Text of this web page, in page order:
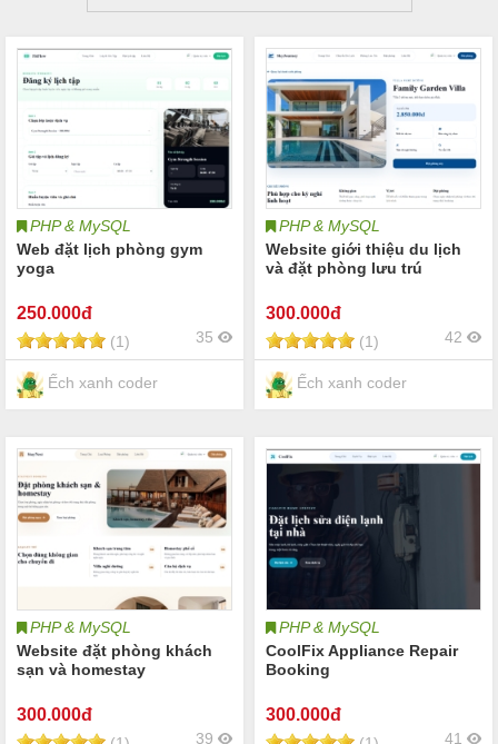
PHP & MySQL
Web đặt lịch phòng gym
yoga
250.000đ
(1) 35
Ếch xanh coder
PHP & MySQL
Website giới thiệu du lịch
và đặt phòng lưu trú
300.000đ
(1) 42
Ếch xanh coder
PHP & MySQL
Website đặt phòng khách
sạn và homestay
300.000đ
39
PHP & MySQL
CoolFix Appliance Repair
Booking
300.000đ
41